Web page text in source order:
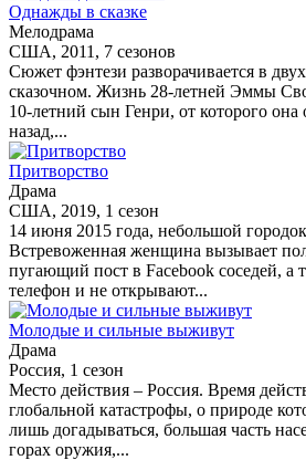
Однажды в сказке
Мелодрама
США, 2011, 7 сезонов
Сюжет фэнтези разворачивается в
сказочном. Жизнь 28-летней Эммы
10-летний сын Генри, от которого она
назад,...
Притворство
Драма
США, 2019, 1 сезон
14 июня 2015 года, небольшой
Встревоженная женщина вызывает
пугающий пост в Facebook соседей, а
телефон и не открывают...
Молодые и сильные выживут
Драма
Россия, 1 сезон
Место действия – Россия. Время
глобальной катастрофы, о природе
лишь догадываться, большая часть
горах оружия,...